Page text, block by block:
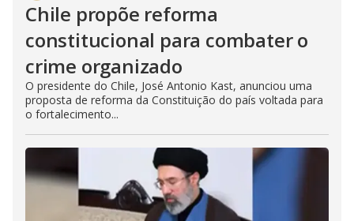
Chile propõe reforma
constitucional para combater o
crime organizado
O presidente do Chile, José Antonio Kast, anunciou uma
proposta de reforma da Constituição do país voltada para
o fortalecimento...